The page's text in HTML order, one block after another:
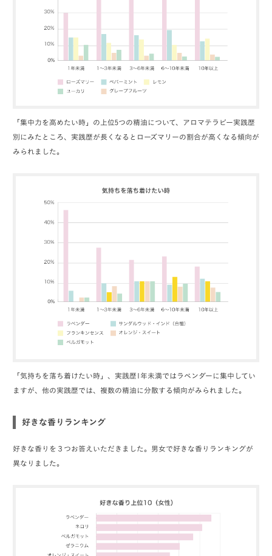
「集中力を高めたい時」の上位5つの精油について、アロマテラピー実践歴
別にみたところ、実践歴が長くなるとローズマリーの割合が高くなる傾向が
みられました。
「気持ちを落ち着けたい時」、実践歴1年未満ではラベンダーに集中してい
ますが、他の実践歴では、複数の精油に分散する傾向がみられました。
好きな香りランキング
好きな香りを３つお答えいただきました。男女で好きな香りランキングが
異なりました。